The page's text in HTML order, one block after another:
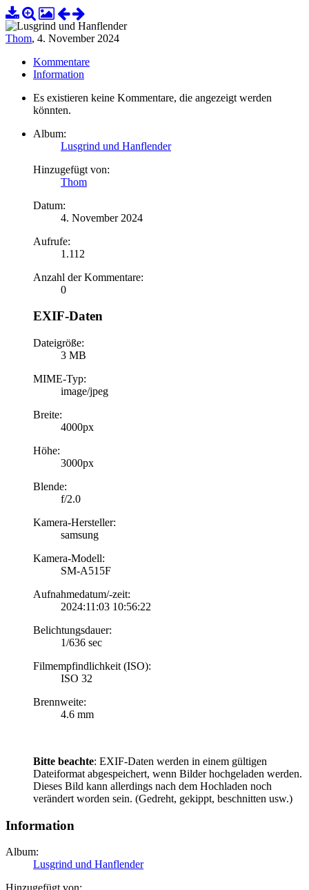
Thom, 4. November 2024
Kommentare
Information
Es existieren keine Kommentare, die angezeigt werden
könnten.
Album:
Lusgrind und Hanflender
Hinzugefügt von:
Thom
Datum:
4. November 2024
Aufrufe:
1.112
Anzahl der Kommentare:
0
EXIF-Daten
Dateigröße:
3 MB
MIME-Typ:
image/jpeg
Breite:
4000px
Höhe:
3000px
Blende:
f/2.0
Kamera-Hersteller:
samsung
Kamera-Modell:
SM-A515F
Aufnahmedatum/-zeit:
2024:11:03 10:56:22
Belichtungsdauer:
1/636 sec
Filmempfindlichkeit (ISO):
ISO 32
Brennweite:
4.6 mm
Bitte beachte: EXIF-Daten werden in einem gültigen
Dateiformat abgespeichert, wenn Bilder hochgeladen werden.
Dieses Bild kann allerdings nach dem Hochladen noch
verändert worden sein. (Gedreht, gekippt, beschnitten usw.)
Information
Album:
Lusgrind und Hanflender